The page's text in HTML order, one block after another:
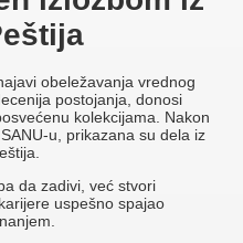
obeležavanja vrednog
postojanja, donosi
kolekcijama. Nakon
u, prikazana su dela iz
da zadivi, već stvori
uspešno spajao